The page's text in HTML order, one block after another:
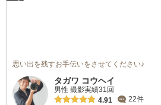
思い出を残すお手伝いをさせてください♪
タガワ コウヘイ
男性 撮影実績31回
4.91
22件